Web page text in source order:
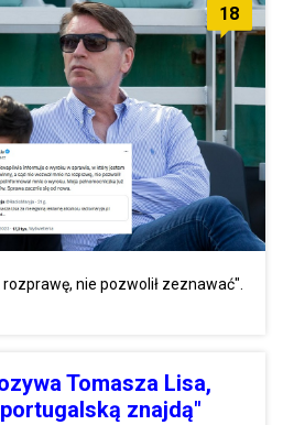
18
nie pozwolił zeznawać".
Tomasza Lisa,
znajdą"